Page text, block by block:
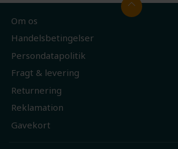
Om os
Handelsbetingelser
Persondatapolitik
Fragt & levering
Returnering
Reklamation
Gavekort